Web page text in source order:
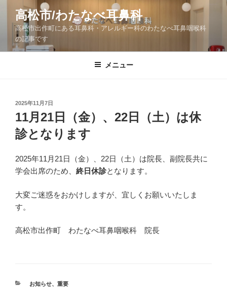
ツ
高松市/わたなべ耳鼻科
高松市出作町にある耳鼻科・アレルギー科のわたなべ耳鼻咽喉科
の記事です
メニュー
投
稿
日:
2025年11月7日
11月21日（金）、22日（土）は休
診となります
2025年11月21日（金）、22日（土）は院長、副院長共に
学会出席のため、 終日休診となります。
大変ご迷惑をおかけしますが、宜しくお願いいたしま
す。
高松市出作町 わたなべ耳鼻咽喉科 院長
カ
お知らせ、 重要